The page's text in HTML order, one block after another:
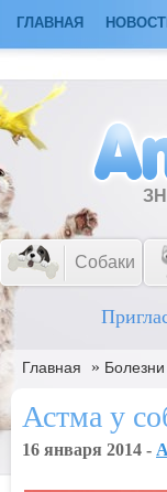
ГЛАВНАЯ
Собаки
Главная »
Астма у
16 января 2014 -